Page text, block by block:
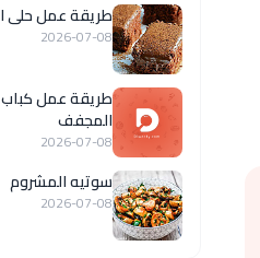
طريقة عمل حلى
2026-07-08
طريقة عمل
المجفف
2026-07-08
سوتيه المشروم
2026-07-08